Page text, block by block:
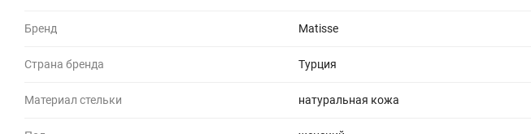
Бренд Matisse
Страна бренда Турция
Материал стельки натуральная кожа